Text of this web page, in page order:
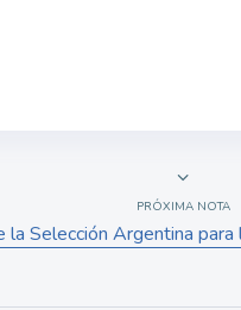
PRÓXIMA NOTA
Selección Argentina